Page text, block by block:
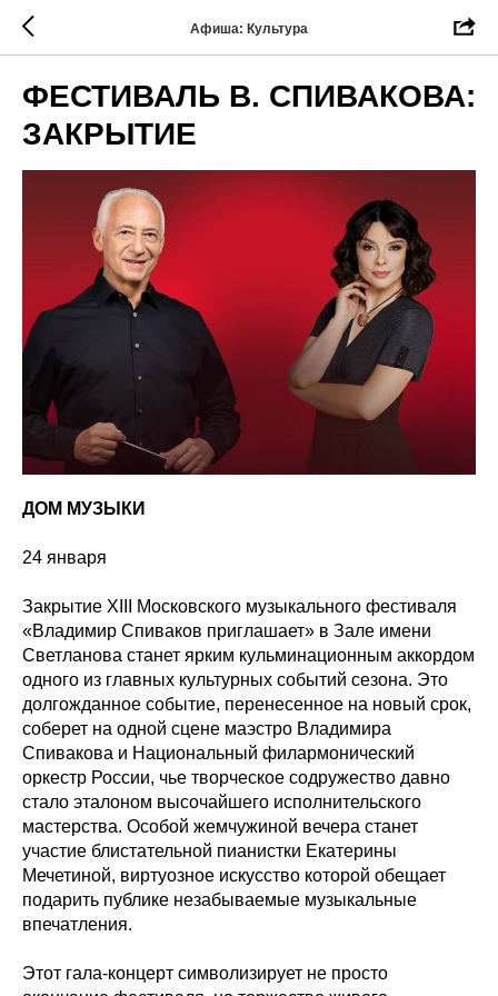
Афиша: Культура
ФЕСТИВАЛЬ В. СПИВАКОВА:
ЗАКРЫТИЕ
ДОМ МУЗЫКИ
24 января
Закрытие XIII Московского музыкального фестиваля
«Владимир Спиваков приглашает» в Зале имени
Светланова станет ярким кульминационным аккордом
одного из главных культурных событий сезона. Это
долгожданное событие, перенесенное на новый срок,
соберет на одной сцене маэстро Владимира
Спивакова и Национальный филармонический
оркестр России, чье творческое содружество давно
стало эталоном высочайшего исполнительского
мастерства. Особой жемчужиной вечера станет
участие блистательной пианистки Екатерины
Мечетиной, виртуозное искусство которой обещает
подарить публике незабываемые музыкальные
впечатления.
Этот гала-концерт символизирует не просто